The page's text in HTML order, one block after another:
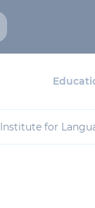
Institute for